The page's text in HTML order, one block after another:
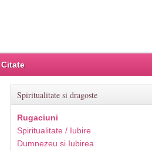
Citate
Spiritualitate si dragoste
Rugaciuni
Spiritualitate / Iubire
Dumnezeu si Iubirea